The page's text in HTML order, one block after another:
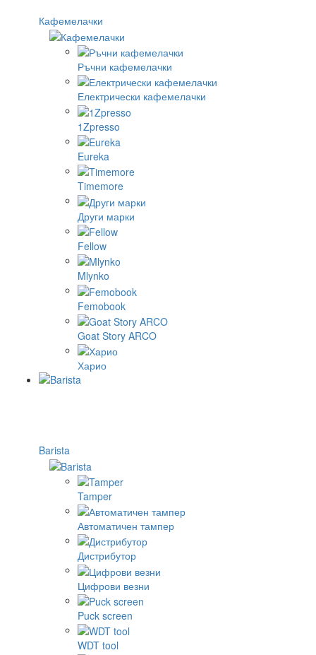
Кафемелачки
Ръчни кафемелачки
Електрически кафемелачки
1Zpresso
Eureka
Timemore
Други марки
Fellow
Mlynko
Femobook
Goat Story ARCO
Харио
Barista
Tamper
Автоматичен тампер
Дистрибутор
Цифрови везни
Puck screen
WDT tool